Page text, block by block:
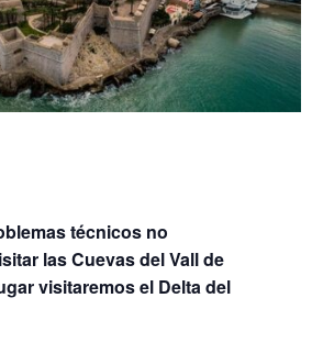
técnicos no
las Cuevas del Vall de
visitaremos el Delta del